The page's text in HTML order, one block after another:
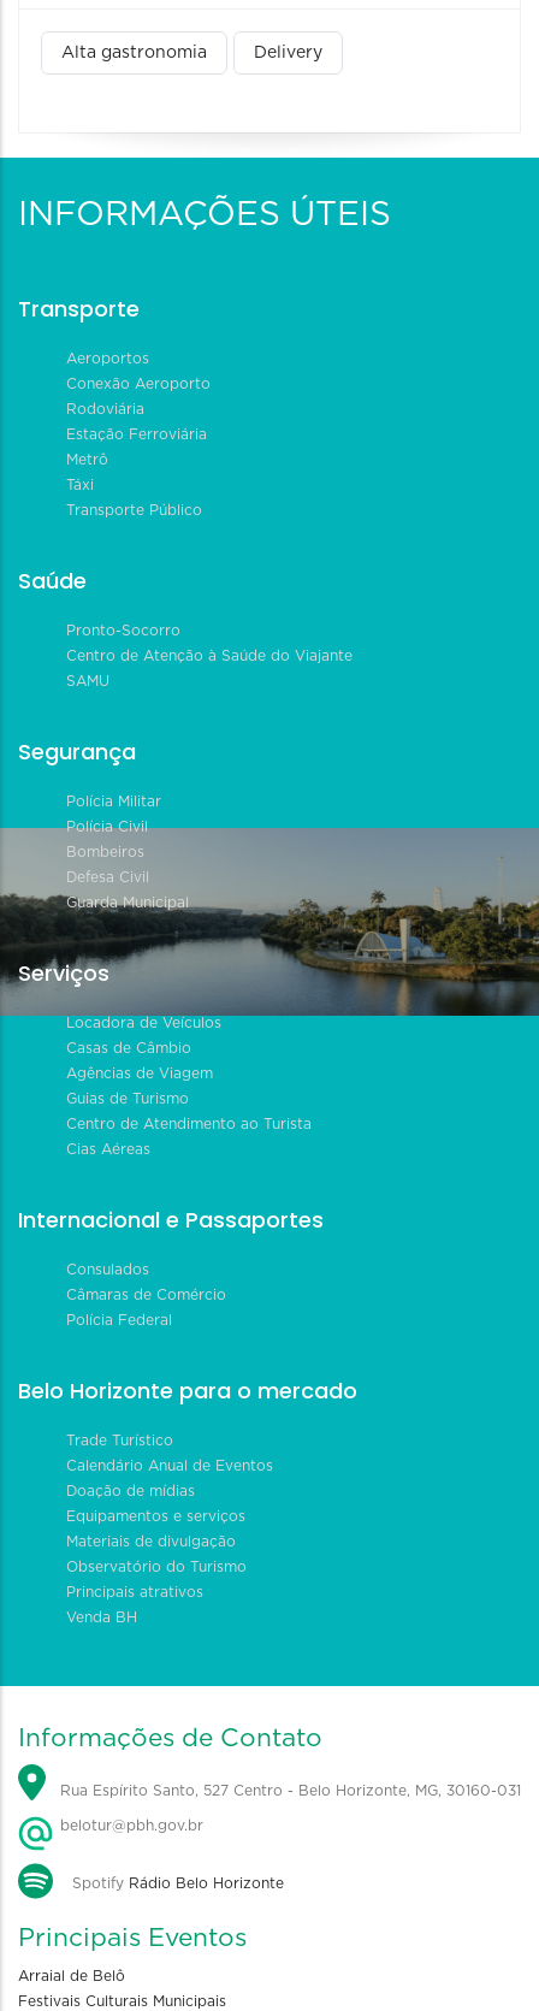
Alta gastronomia Delivery
INFORMAÇÕES ÚTEIS
Transporte
Aeroportos
Conexão Aeroporto
Rodoviária
Estação Ferroviária
Metrô
Táxi
Transporte Público
Saúde
Pronto-Socorro
Centro de Atenção à Saúde do Viajante
SAMU
Segurança
Polícia Militar
Polícia Civil
Bombeiros
Defesa Civil
Guarda Municipal
Serviços
Locadora de Veículos
Casas de Câmbio
Agências de Viagem
Guias de Turismo
Centro de Atendimento ao Turista
Cias Aéreas
Internacional e Passaportes
Consulados
Câmaras de Comércio
Polícia Federal
Belo Horizonte para o mercado
Trade Turístico
Calendário Anual de Eventos
Doação de mídias
Equipamentos e serviços
Materiais de divulgação
Observatório do Turismo
Principais atrativos
Venda BH
Informações de Contato
Rua Espírito Santo, 527 Centro - Belo Horizonte, MG, 30160-031
belotur@pbh.gov.br
Spotify Rádio Belo Horizonte
Principais Eventos
Arraial de Belô
Festivais Culturais Municipais